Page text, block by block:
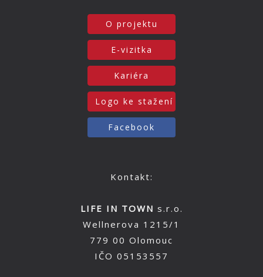
O projektu
E-vizitka
Kariéra
Logo ke stažení
Facebook
Kontakt:
LIFE IN TOWN s.r.o.
Wellnerova 1215/1
779 00 Olomouc
IČO 05153557